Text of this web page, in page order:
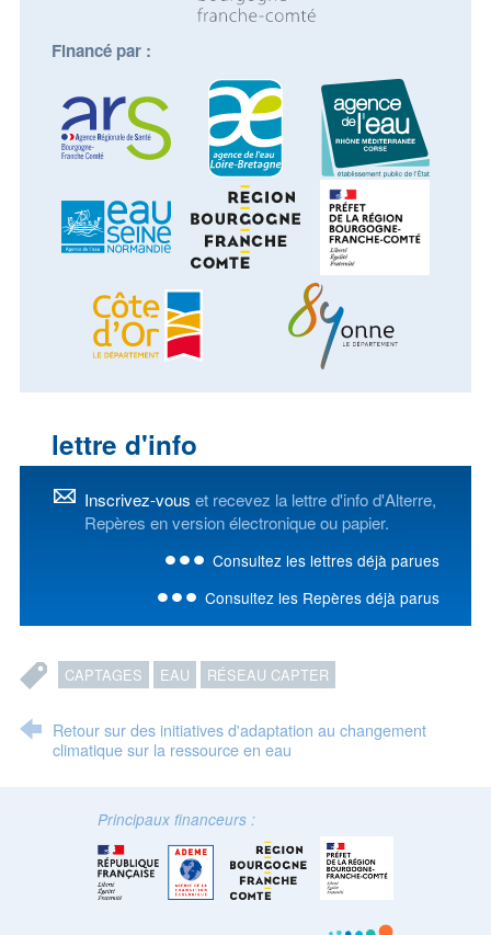
Financé par :
lettre d'info
Inscrivez-vous et recevez la lettre d'info d'Alterre,
Repères en version électronique ou papier.
Consultez les lettres déjà parues
Consultez les Repères déjà parus
CAPTAGES EAU RÉSEAU CAPTER
Retour sur des initiatives d'adaptation au changement
climatique sur la ressource en eau
Principaux financeurs :